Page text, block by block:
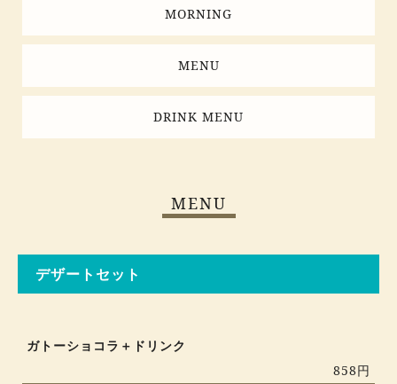
MORNING
MENU
DRINK MENU
MENU
デザートセット
ガトーショコラ＋ドリンク
858円